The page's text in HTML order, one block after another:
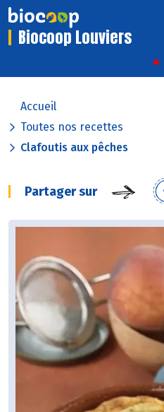
Biocoop Louviers
Accueil
Toutes nos recettes
Clafoutis aux pêches
Partager sur